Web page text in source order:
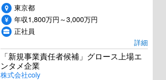
東京都
年収1,800万円～3,000万円
正社員
詳細
「新規事業責任者候補」グロース上場エ
ンタメ企業
株式会社coly